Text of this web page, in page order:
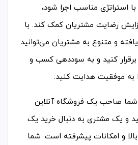
با استراتژی مناسب اجرا شود،
رضایت مشتریان کمک کند. با
و متنوع به مشتریان می‌توانید
برقرار کنید و به سوددهی کسب و
به موفقیت هدایت کنید.
شما صاحب یک فروشگاه آنلاین
و یک مشتری به دنبال خرید یک
و امکانات پیشرفته است. شما